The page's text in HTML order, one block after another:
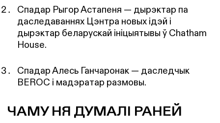
Спадар Рыгор Астапеня — дырэктар па
даследаваннях Цэнтра новых ідэй і
дырэктар беларускай ініцыятывы ў Chatham
House.
Спадар Алесь Ганчаронак — даследчык
BEROC і мадэратар размовы.
ЧАМУ НЯ ДУМАЛІ РАНЕЙ